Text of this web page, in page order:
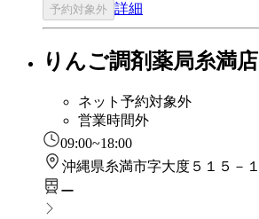
予約対象外 詳細
りんご調剤薬局糸満店
ネット予約対象外
営業時間外
09:00~18:00
沖縄県糸満市字大度５１５－１
ー